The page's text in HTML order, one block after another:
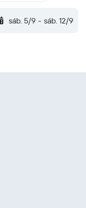
sáb. 5/9 - sáb. 12/9